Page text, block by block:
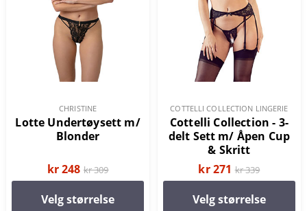
CHRISTINE
Lotte Undertøysett m/
Blonder
kr 248 kr 309
Velg størrelse
COTTELLI COLLECTION LINGERIE
Cottelli Collection - 3-
delt Sett m/ Åpen Cup
& Skritt
kr 271 kr 339
Velg størrelse